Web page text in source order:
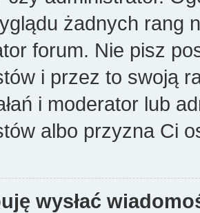
żadnych rang
forum. Nie pisz
i przez to swoją
i moderator lub
albo przyzna Ci
wysłać